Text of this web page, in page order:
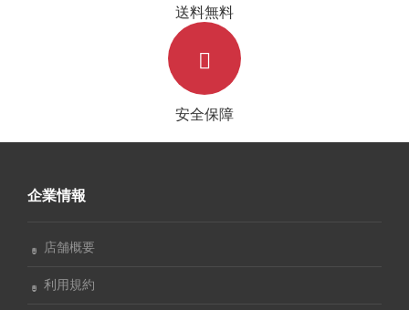
送料無料
安全保障
企業情報
店舗概要
利用規約